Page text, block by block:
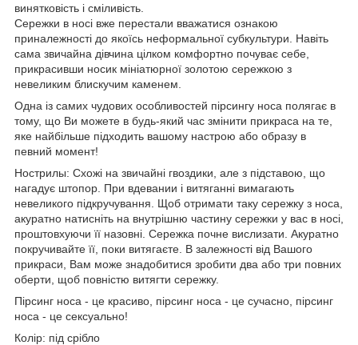
винятковість і сміливість.
Сережки в носі вже перестали вважатися ознакою
приналежності до якоїсь неформальної субкультури. Навіть
сама звичайна дівчина цілком комфортно почуває себе,
прикрасивши носик мініатюрної золотою сережкою з
невеликим блискучим каменем.
Одна із самих чудових особливостей пірсингу носа полягає в
тому, що Ви можете в будь-який час змінити прикраса на те,
яке найбільше підходить вашому настрою або образу в
певний момент!
Нострилы: Схожі на звичайні гвоздики, але з підставою, що
нагадує штопор. При вдевании і витяганні вимагають
невеликого підкручування. Щоб отримати таку сережку з носа,
акуратно натисніть на внутрішню частину сережки у вас в носі,
проштовхуючи її назовні. Сережка почне вислизати. Акуратно
покручивайте її, поки витягаєте. В залежності від Вашого
прикраси, Вам може знадобитися зробити два або три повних
оберти, щоб повністю витягти сережку.
Пірсинг носа - це красиво, пірсинг носа - це сучасно, пірсинг
носа - це сексуально!
Колір: під срібло